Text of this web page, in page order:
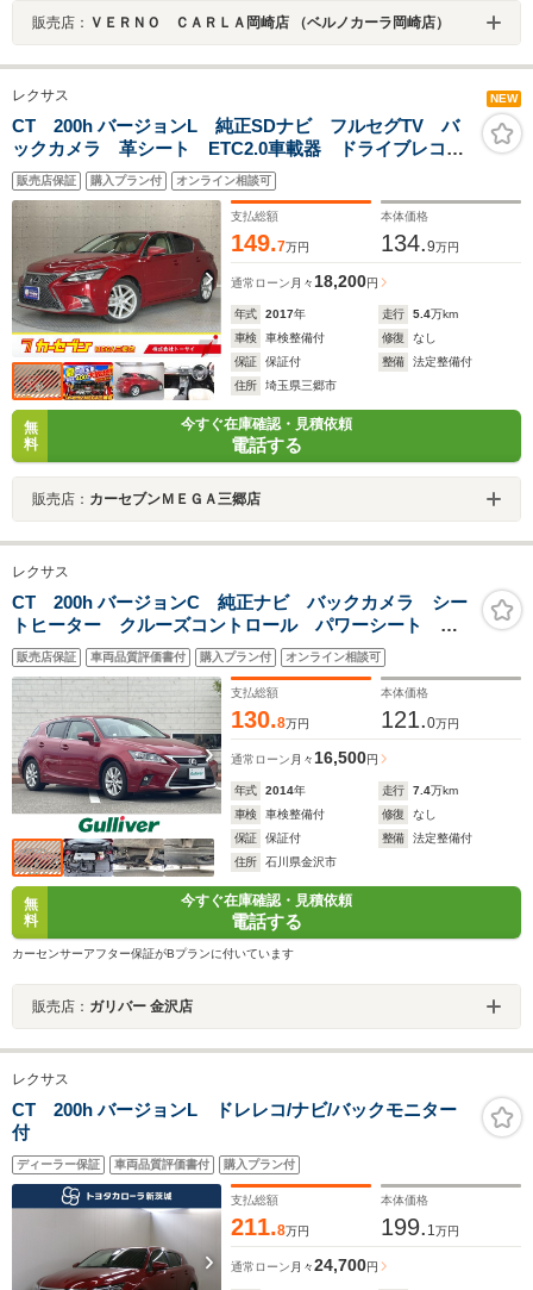
販売店： ＶＥＲＮＯ ＣＡＲＬＡ岡崎店 （ベルノカーラ岡崎店）
レクサス NEW
CT 200h バージョンL 純正SDナビ フルセグTV バ
ックカメラ 革シート ETC2.0車載器 ドライブレコー
ダー コーナーセンサー 衝突軽減ブレーキ アダプテ
ィブクルーズコントロール
販売店保証 購入プラン付 オンライン相談可
支払総額
149.7万円
本体価格
134.9万円
通常ローン 月々18,200円
年式 2017年 走行 5.4万km
車検
車検整備付 修復
なし
保証
保証付 整備
法定整備付
住所
埼玉県三郷市
無
料
今すぐ在庫確認・見積依頼
電話する
販売店： カーセブンＭＥＧＡ三郷店
レクサス
CT 200h バージョンC 純正ナビ バックカメラ シー
トヒーター クルーズコントロール パワーシート パ
ドルシフト ETC ドライブレコーダー LEDヘッドラ
イト コーナーセンサー オートライト スマートキ
ー プッシュスタート
販売店保証 車両品質評価書付 購入プラン付 オンライン相談可
支払総額
130.8万円
本体価格
121.0万円
通常ローン 月々16,500円
年式 2014年 走行 7.4万km
車検
車検整備付 修復
なし
保証
保証付 整備
法定整備付
住所
石川県金沢市
無
料
今すぐ在庫確認・見積依頼
電話する
カーセンサーアフター保証がBプランに付いています
販売店： ガリバー 金沢店
レクサス
CT 200h バージョンL ドレレコ/ナビ/バックモニター
付
ディーラー保証 車両品質評価書付 購入プラン付
支払総額
211.8万円
本体価格
199. 1万円
通常ローン 月々24,700円